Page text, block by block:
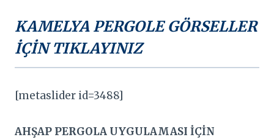
KAMELYA PERGOLE GÖRSELLER
İÇİN TIKLAYINIZ
[metaslider id=3488]
AHŞAP PERGOLA UYGULAMASI İÇİN